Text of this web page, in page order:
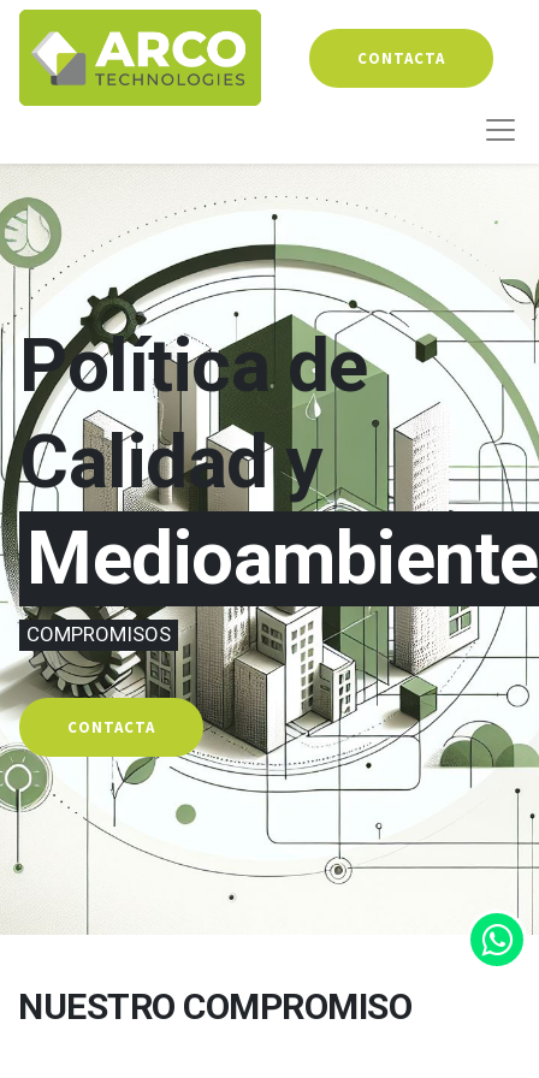
CONTACTA
Política de
Calidad y
Medioambiente
COMPROMISOS
CONTACTA
NUESTRO COMPROMISO